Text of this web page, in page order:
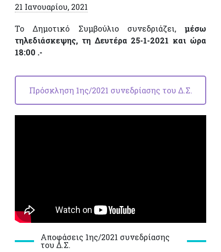
21 Ιανουαρίου, 2021
Το Δημοτικό Συμβούλιο συνεδριάζει, μέσω
τηλεδιάσκεψης, τη Δευτέρα 25-1-2021 και ώρα
18:00 .-
Πρόσκληση 1ης/2021 συνεδρίασης του Δ.Σ.
Αποφάσεις 1ης/2021 συνεδρίασης
του Δ.Σ.